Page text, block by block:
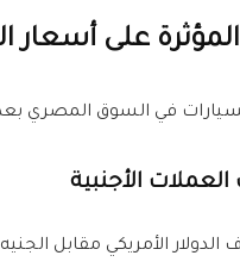
على
في السوق المصري
الأجنبية
الأمريكي مقابل